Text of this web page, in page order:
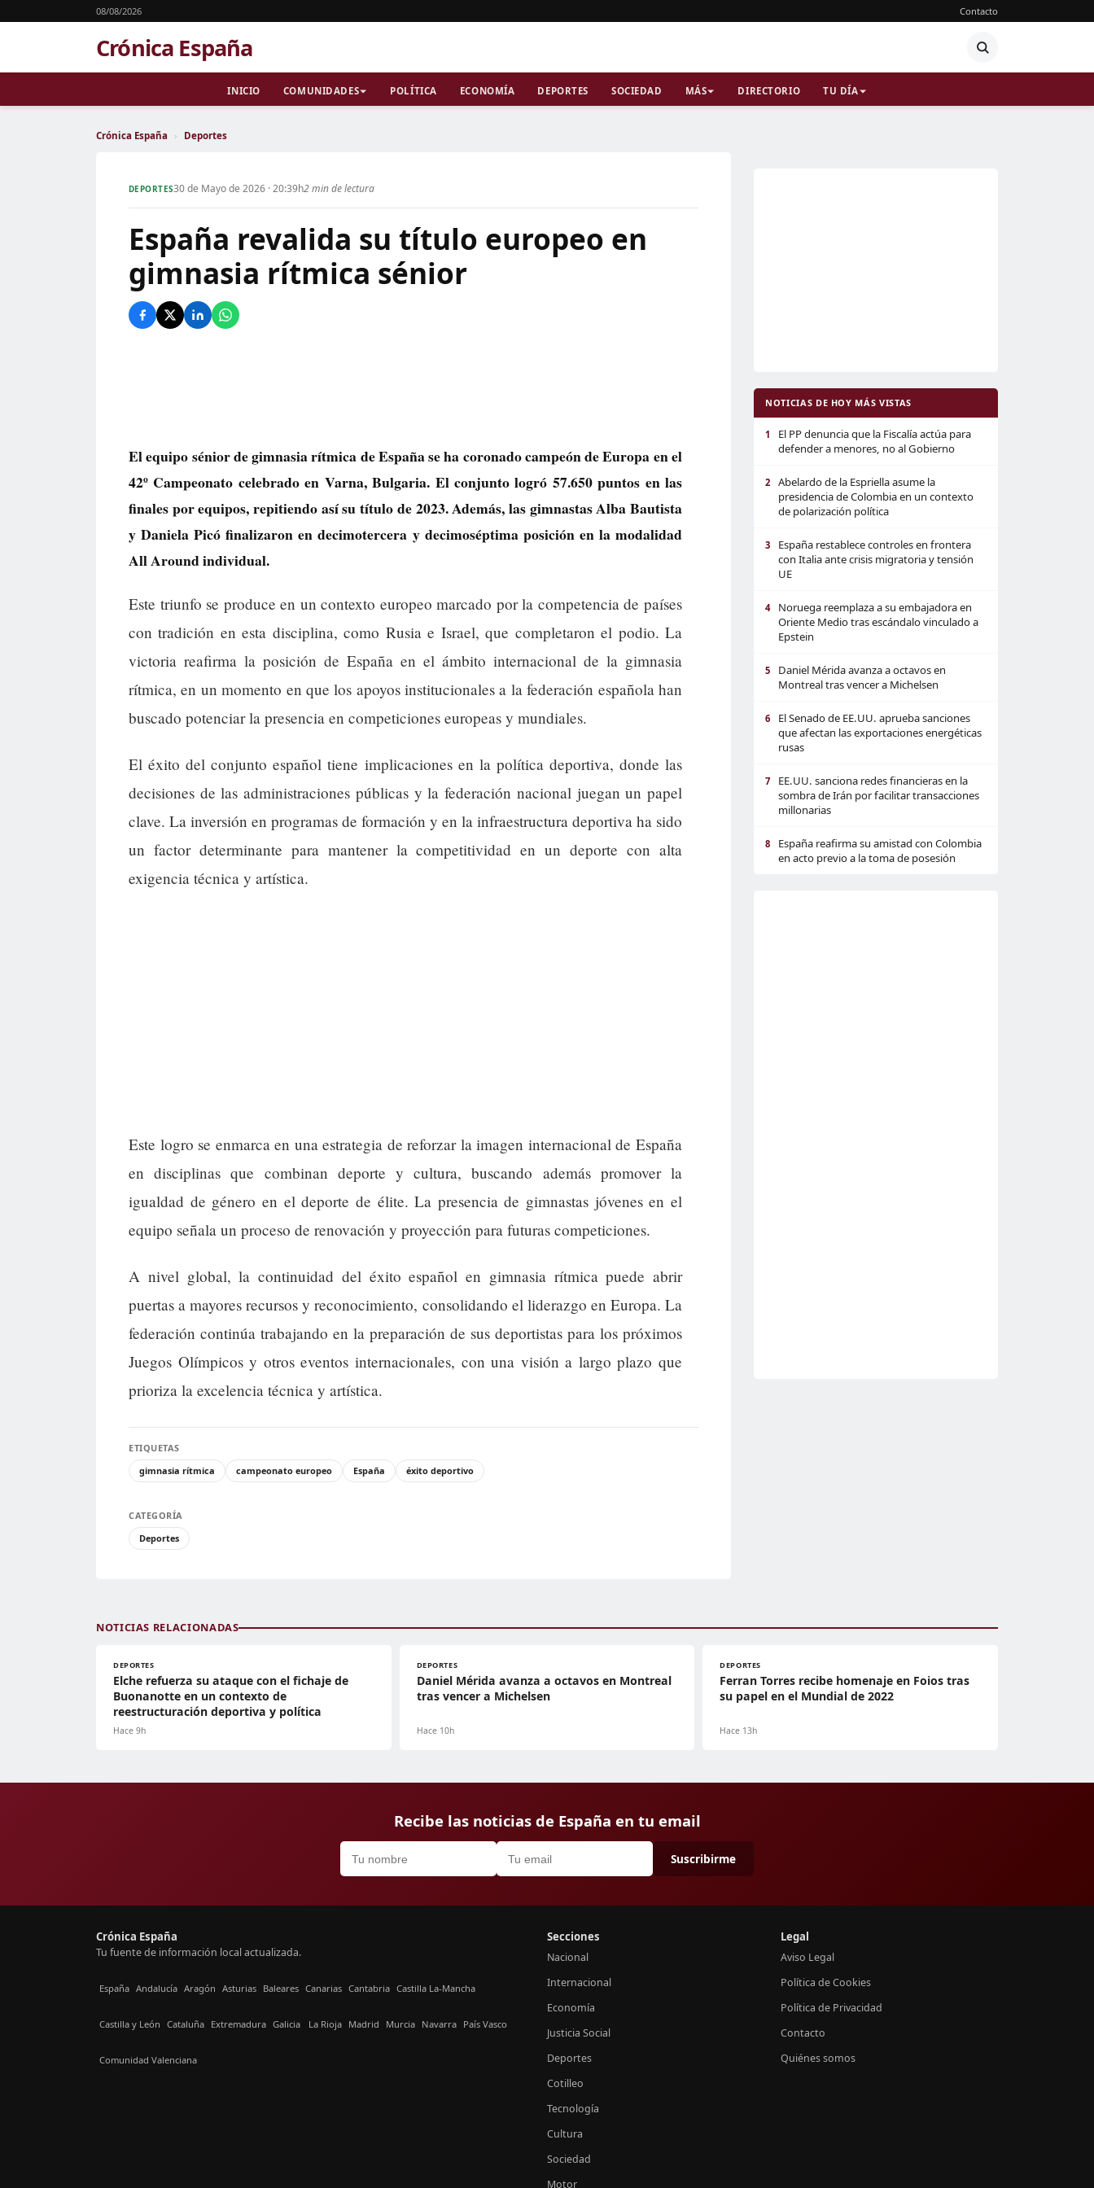
08/08/2026 Contacto
Crónica España
INICIO COMUNIDADES POLÍTICA ECONOMÍA DEPORTES SOCIEDAD MÁS DIRECTORIO TU DÍA
Crónica España › Deportes
DEPORTES30 de Mayo de 2026 · 20:39h2 min de lectura
España revalida su título europeo en
gimnasia rítmica sénior
El equipo sénior de gimnasia rítmica de España se ha coronado campeón de Europa en el
42º Campeonato celebrado en Varna, Bulgaria. El conjunto logró 57.650 puntos en las
finales por equipos, repitiendo así su título de 2023. Además, las gimnastas Alba Bautista
y Daniela Picó finalizaron en decimotercera y decimoséptima posición en la modalidad
All Around individual.
Este triunfo se produce en un contexto europeo marcado por la competencia de países
con tradición en esta disciplina, como Rusia e Israel, que completaron el podio. La
victoria reafirma la posición de España en el ámbito internacional de la gimnasia
rítmica, en un momento en que los apoyos institucionales a la federación española han
buscado potenciar la presencia en competiciones europeas y mundiales.
El éxito del conjunto español tiene implicaciones en la política deportiva, donde las
decisiones de las administraciones públicas y la federación nacional juegan un papel
clave. La inversión en programas de formación y en la infraestructura deportiva ha sido
un factor determinante para mantener la competitividad en un deporte con alta
exigencia técnica y artística.
Este logro se enmarca en una estrategia de reforzar la imagen internacional de España
en disciplinas que combinan deporte y cultura, buscando además promover la
igualdad de género en el deporte de élite. La presencia de gimnastas jóvenes en el
equipo señala un proceso de renovación y proyección para futuras competiciones.
A nivel global, la continuidad del éxito español en gimnasia rítmica puede abrir
puertas a mayores recursos y reconocimiento, consolidando el liderazgo en Europa. La
federación continúa trabajando en la preparación de sus deportistas para los próximos
Juegos Olímpicos y otros eventos internacionales, con una visión a largo plazo que
prioriza la excelencia técnica y artística.
ETIQUETAS
gimnasia rítmica
campeonato europeo España éxito deportivo
CATEGORÍA
Deportes
NOTICIAS DE HOY MÁS VISTAS
1
El PP denuncia que la Fiscalía actúa para
defender a menores, no al Gobierno
2
Abelardo de la Espriella asume la
presidencia de Colombia en un contexto
de polarización política
3
España restablece controles en frontera
con Italia ante crisis migratoria y tensión
UE
4
Noruega reemplaza a su embajadora en
Oriente Medio tras escándalo vinculado a
Epstein
5
Daniel Mérida avanza a octavos en
Montreal tras vencer a Michelsen
6
El Senado de EE.UU. aprueba sanciones
que afectan las exportaciones energéticas
rusas
7
EE.UU. sanciona redes financieras en la
sombra de Irán por facilitar transacciones
millonarias
8
España reafirma su amistad con Colombia
en acto previo a la toma de posesión
NOTICIAS RELACIONADAS
DEPORTES
Elche refuerza su ataque con el fichaje de
Buonanotte en un contexto de
reestructuración deportiva y política
Hace 9h
DEPORTES
Daniel Mérida avanza a octavos en Montreal
tras vencer a Michelsen
Hace 10h
DEPORTES
Ferran Torres recibe homenaje en Foios tras
su papel en el Mundial de 2022
Hace 13h
Recibe las noticias de España en tu email
Suscribirme
Crónica España
Tu fuente de información local actualizada.
España Andalucía Aragón Asturias Baleares Canarias Cantabria Castilla La-Mancha
Castilla y León Cataluña Extremadura Galicia La Rioja Madrid Murcia Navarra País Vasco
Comunidad Valenciana
Secciones
Nacional
Internacional
Economía
Justicia Social
Deportes
Cotilleo
Tecnología
Cultura
Sociedad
Motor
Legal
Aviso Legal
Política de Cookies
Política de Privacidad
Contacto
Quiénes somos